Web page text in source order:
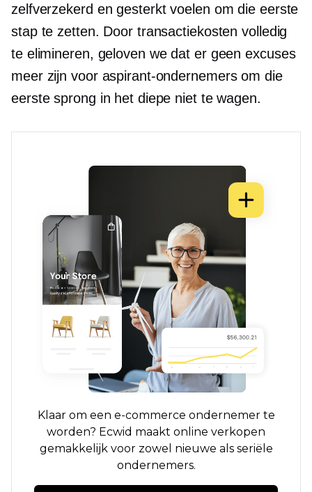
zelfverzekerd en gesterkt voelen om die eerste
stap te zetten. Door transactiekosten volledig
te elimineren, geloven we dat er geen excuses
meer zijn voor aspirant-ondernemers om die
eerste sprong in het diepe niet te wagen.
Klaar om een ​​e-commerce ondernemer te
worden? Ecwid maakt online verkopen
gemakkelijk voor zowel nieuwe als seriële
ondernemers.